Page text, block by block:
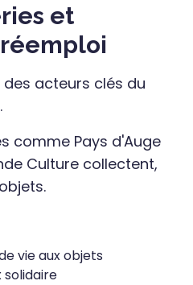
et
acteurs clés du
comme Pays d'Auge
Culture collectent,
vie aux objets
solidaire